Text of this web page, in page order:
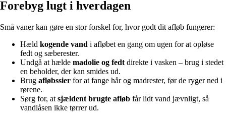
Forebyg lugt i hverdagen
Små vaner kan gøre en stor forskel for, hvor godt dit afløb fungerer:
Hæld kogende vand i afløbet en gang om ugen for at opløse
fedt og sæberester.
Undgå at hælde madolie og fedt direkte i vasken – brug i stedet
en beholder, der kan smides ud.
Brug afløbssier for at fange hår og madrester, før de ryger ned i
rørene.
Sørg for, at sjældent brugte afløb får lidt vand jævnligt, så
vandlåsen ikke tørrer ud.